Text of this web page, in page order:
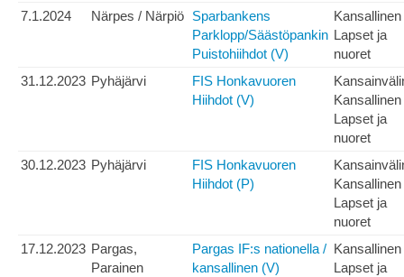
7.1.2024
Närpes / Närpiö Sparbankens
Parklopp/Säästöpankin
Puistohiihdot (V)
Kansallinen
Lapset ja
nuoret
31.12.2023 Pyhäjärvi
FIS Honkavuoren
Hiihdot (V)
Kansallinen
Lapset ja
nuoret
30.12.2023 Pyhäjärvi
FIS Honkavuoren
Hiihdot (P)
Kansallinen
Lapset ja
nuoret
17.12.2023 Pargas,
Parainen
Pargas IF:s nationella /
kansallinen (V)
Kansallinen
Lapset ja